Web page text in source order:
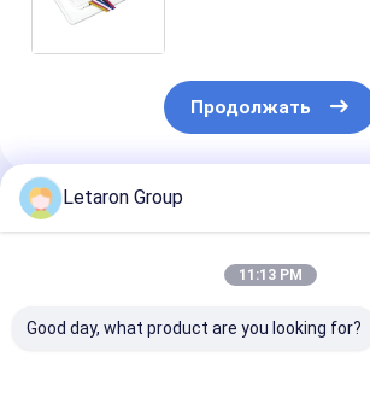
антизапотевания
Продолжать
Порекомендованные Продукты
Letaron Group
11:13 PM
Good day, what product are you looking for?